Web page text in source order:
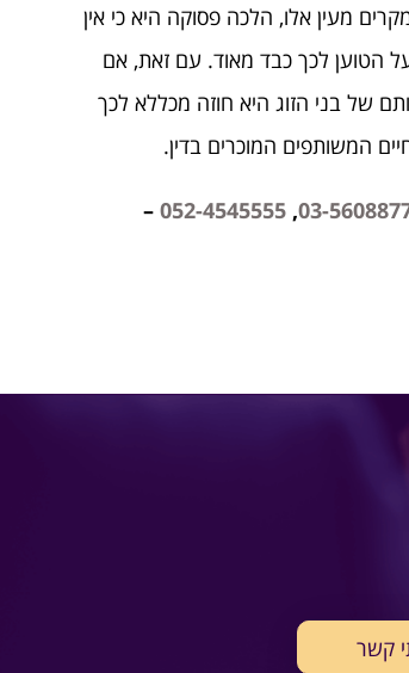
מעין אלו, הלכה פסוקה היא כי אין
על הטוען לכך כבד מאוד. עם זאת, אם
של בני הזוג היא חוזה מכללא לכך
המשותפים המוכרים בדין.
03-
,
052-4545555
–